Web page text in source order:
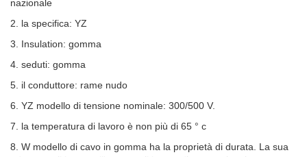
nazionale
2. la specifica: YZ
3. Insulation: gomma
4. seduti: gomma
5. il conduttore: rame nudo
6. YZ modello di tensione nominale: 300/500 V.
7. la temperatura di lavoro è non più di 65 ° c
8. W modello di cavo in gomma ha la proprietà di durata. La sua